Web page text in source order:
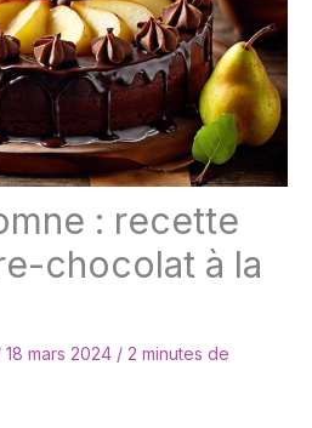
: recette
chocolat à la
18 mars 2024 / 2 minutes de